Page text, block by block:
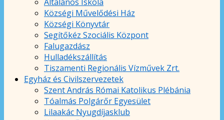
Községi Művelődési Ház
Községi Könyvtár
Segítőkéz Szociális Központ
Falugazdász
Hulladékszállítás
Tiszamenti Regionális Vízművek Zrt.
Egyház és Civilszervezetek
Szent András Római Katolikus Plébánia
Tóalmás Polgárőr Egyesület
Lilaakác Nyugdíjasklub